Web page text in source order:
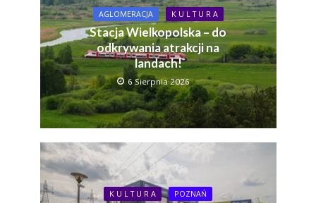
AGLOMERACJA K U L T U R A
Stacja Wielkopolska – do
odkrywania atrakcji na
landach!
6 Sierpnia 2026
K U L T U R A POZNAŃ